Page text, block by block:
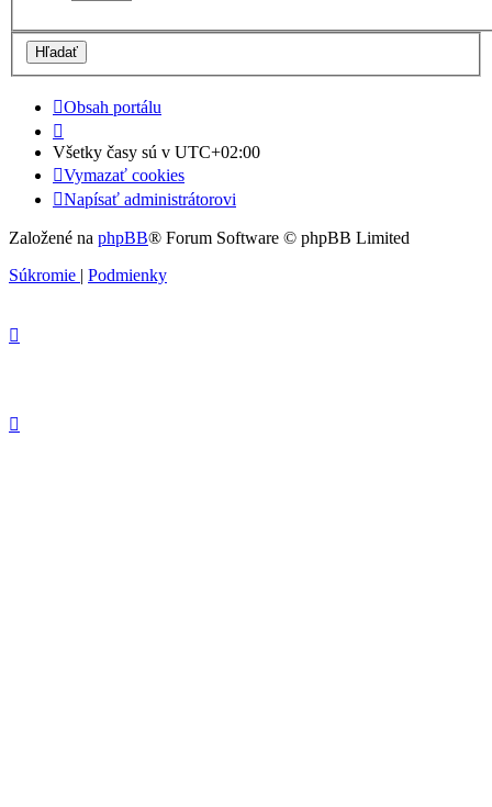
Obsah portálu
Všetky časy sú v UTC+02:00
Vymazať cookies
Napísať administrátorovi
Založené na phpBB® Forum Software © phpBB Limited
Súkromie | Podmienky